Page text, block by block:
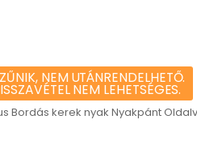
NEM UTÁNRENDELHETŐ.
NEM LEHETSÉGES.
Bordás kerek nyak Nyakpánt